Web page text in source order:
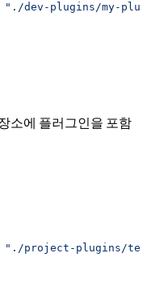
"./dev-plugins/my-
소에 플러그인을 포함
"./project-plugins/